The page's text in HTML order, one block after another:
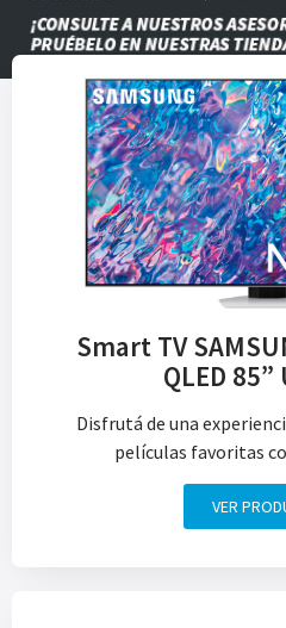
Smart TV
QLED 85”
Disfrutá de una
películas favoritas
VER